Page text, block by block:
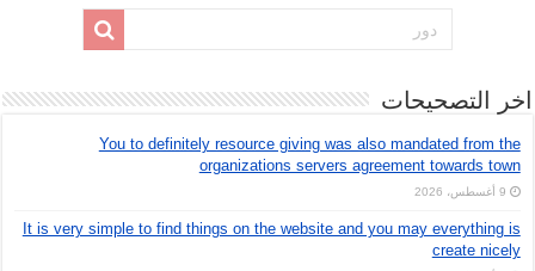
اخر التصحيحات
You to definitely resource giving was also mandated from the
organizations servers agreement towards town
9 أغسطس، 2026
It is very simple to find things on the website and you may everything is
create nicely